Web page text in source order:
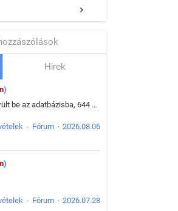
Hirek
)
149 új BG lap került be az adatbázisba, 644 db meglévő BG lap módosult, bekerültek az új képek a megváltozott lapokhoz is.
- Fórum · 2026.08.06
)
- Fórum · 2026.07.28